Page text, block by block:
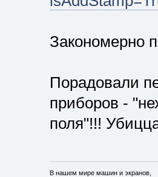
Закономерно
Порадовали
приборов -
поля"!!!
В нашем мире машин и экранов,